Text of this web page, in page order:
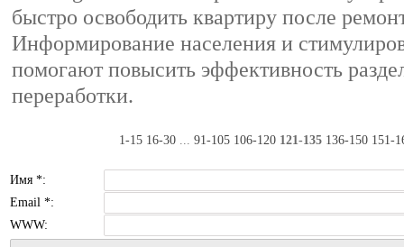
быстро освободить квартиру после
Информирование населения и
помогают повысить эффективность
переработки.
1-15 16-30 ... 91-105 106-120 121-135 136-150 151-
Имя *:
Email *:
WWW: